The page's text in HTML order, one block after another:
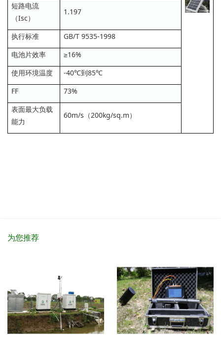
短路电流
（Isc）
1.197
执行标准
GB/T 9535-1998
电池片效率
≥16%
使用环境温度
-40℃到85℃
FF
73%
表面最大负载
能力
60m/s（200kg/sq.m）
为您推荐